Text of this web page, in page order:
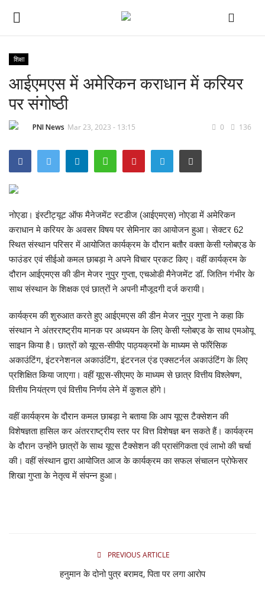
Home
राज्य-शहर
अपराध
धर्म कर्म
खेल जगत
शिक्षा
राष्ट्रीय
स्वास्थ्य
व्यापार
रोजगार
NEWS
वीडियो
शिक्षा
आईएमएस में अमेरिकन कराधान में करियर
पर संगोष्ठी
PNI News Mar 23, 2023 - 13:15 0 136
नोएडा। इंस्टीट्यूट ऑफ मैनेजमेंट स्टडीज (आईएमएस) नोएडा में अमेरिकन
कराधान मे करियर के अवसर विषय पर सेमिनार का आयोजन हुआ। सेक्टर 62
स्थित संस्थान परिसर में आयोजित कार्यक्रम के दौरान बतौर वक्ता केसी ग्लोबएड के
फाउंडर एवं सीईओ कमल छाबड़ा ने अपने विचार प्रकट किए। वहीं कार्यक्रम के
दौरान आईएमएस की डीन मेजर नुपुर गुप्ता, एचओडी मैनेजमेंट डॉ. जितिन गंभीर के
साथ संस्थान के शिक्षक एवं छात्रों ने अपनी मौजूदगी दर्ज करायी।
कार्यक्रम की शुरुआत करते हुए आईएमएस की डीन मेजर नुपुर गुप्ता ने कहा कि
संस्थान ने अंतरराष्ट्रीय मानक पर अध्ययन के लिए केसी ग्लोबएड के साथ एमओयू
साइन किया है। छात्रों को यूएस-सीपीए पाठ्यक्रमों के माध्यम से फॉरेंसिक
अकाउंटिंग, इंटरनेशनल अकाउंटिंग, इंटरनल एंड एक्सटर्नल अकाउंटिंग के लिए
प्रशिक्षित किया जाएगा। वहीं यूएस-सीएमए के माध्यम से छात्र वित्तीय विश्लेषण,
वित्तीय नियंत्रण एवं वित्तीय निर्णय लेने में कुशल होंगे।
वहीं कार्यक्रम के दौरान कमल छाबड़ा ने बताया कि आप यूएस टैक्सेशन की
विशेषज्ञता हासिल कर अंतरराष्ट्रीय स्तर पर वित्त विशेषज्ञ बन सकते हैं। कार्यक्रम
के दौरान उन्होंने छात्रों के साथ यूएस टैक्सेशन की प्रासंगिकता एवं लाभो की चर्चा
की। वहीं संस्थान द्वारा आयोजित आज के कार्यक्रम का सफल संचालन प्रोफेसर
शिखा गुप्ता के नेतृत्व में संपन्न हुआ।
PREVIOUS ARTICLE
हनुमान के दोनो पुत्र बरामद, पिता पर लगा आरोप